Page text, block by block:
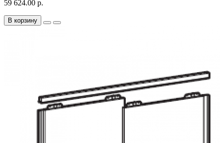
59 624.00 р.
В корзину